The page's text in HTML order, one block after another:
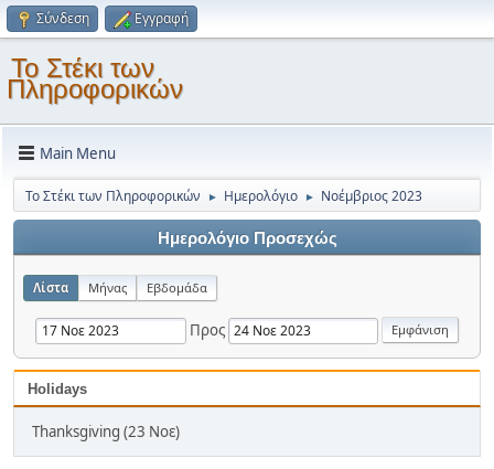
Σύνδεση Εγγραφή
Το Στέκι των
Πληροφορικών
Main Menu
Το Στέκι των Πληροφορικών ► Ημερολόγιο ► Νοέμβριος 2023
Ημερολόγιο Προσεχώς
Λίστα Μήνας Εβδομάδα
Προς
Holidays
Thanksgiving (23 Νοε)